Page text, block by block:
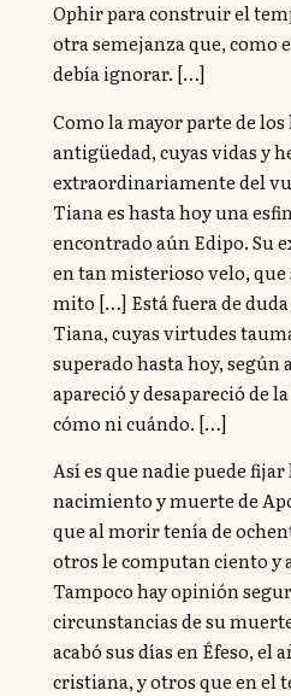
Ophir para construir el
otra semejanza que, como
debía ignorar. […]
Como la mayor parte de los
antigüedad, cuyas vidas y
extraordinariamente del
Tiana es hasta hoy una
encontrado aún Edipo. Su
en tan misterioso velo,
mito […] Está fuera de
Tiana, cuyas virtudes
superado hasta hoy,
apareció y desapareció de
cómo ni cuándo. […]
Así es que nadie puede
nacimiento y muerte de
que al morir tenía de
otros le computan ciento y
Tampoco hay opinión
circunstancias de su
acabó sus días en Éfeso, el
cristiana, y otros que en el